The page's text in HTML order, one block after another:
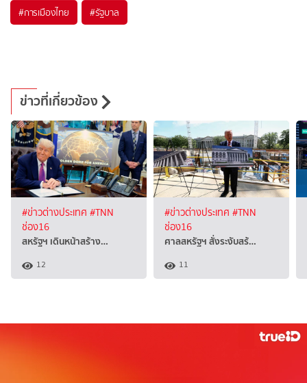
#การเมืองไทย #รัฐบาล
ข่าวที่เกี่ยวข้อง
#ข่าวต่างประเทศ #TNN
ช่อง16
สหรัฐฯ เดินหน้าสร้าง…
12
#ข่าวต่างประเทศ #TNN
ช่อง16
ศาลสหรัฐฯ สั่งระงับสร้…
11